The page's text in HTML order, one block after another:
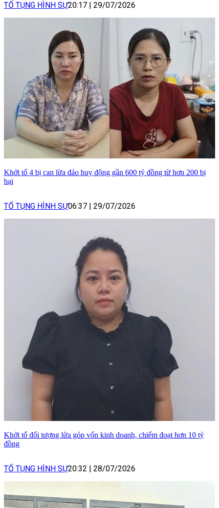
TỐ TỤNG HÌNH SỰ20:17 29/07/2026
Khởi tố 4 bị can lừa đảo huy động gần 600 tỷ đồng từ hơn 200 bị
hại
TỐ TỤNG HÌNH SỰ06:37 29/07/2026
Khởi tố đối tượng lừa góp vốn kinh doanh, chiếm đoạt hơn 10 tỷ
đồng
TỐ TỤNG HÌNH SỰ20:32 | 28/07/2026